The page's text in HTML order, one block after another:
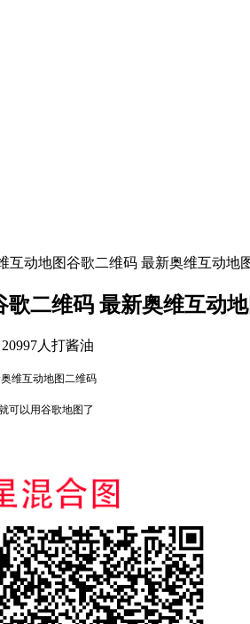
互动地图谷歌二维码 最新奥维互动
歌二维码 最新奥维互动
20997人打酱油
维互动地图二维码
可以用谷歌地图了